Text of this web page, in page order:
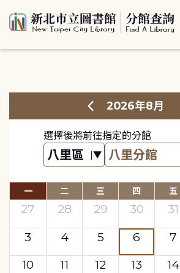
2026年8月
選擇後將前往指定的分館
一 二 三 四 五
27 28 29 30 31
3
4 5 6 7
10
11 12 13 14